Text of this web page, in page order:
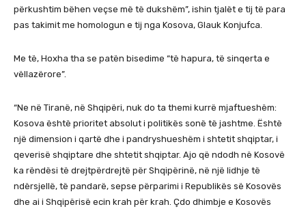
përkushtim bëhen veçse më të dukshëm”, ishin tjalët e tij të para
pas takimit me homologun e tij nga Kosova, Glauk Konjufca.
Me të, Hoxha tha se patën bisedime “të hapura, të sinqerta e
vëllazërore”.
“Ne në Tiranë, në Shqipëri, nuk do ta themi kurrë mjaftueshëm:
Kosova është prioritet absolut i politikës sonë të jashtme. Është
një dimension i qartë dhe i pandryshueshëm i shtetit shqiptar, i
qeverisë shqiptare dhe shtetit shqiptar. Ajo që ndodh në Kosovë
ka rëndësi të drejtpërdrejtë për Shqipërinë, në një lidhje të
ndërsjellë, të pandarë, sepse përparimi i Republikës së Kosovës
dhe ai i Shqipërisë ecin krah për krah. Çdo dhimbje e Kosovës